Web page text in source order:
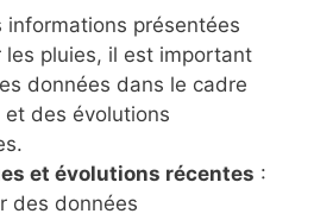
informations présentées
pluies, il est important
données dans le cadre
des évolutions
et évolutions récentes :
des données